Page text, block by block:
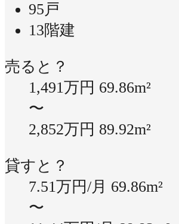
95戸
13階建
売ると？
1,491万円 69.86m²
〜
2,852万円 89.92m²
貸すと？
7.51万円/月 69.86m²
〜